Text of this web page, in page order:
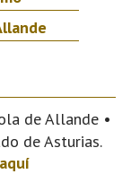
de Allande •
de Asturias.